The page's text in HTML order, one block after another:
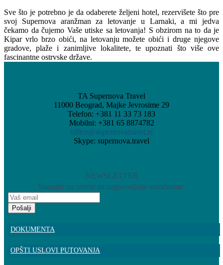
Sve što je potrebno je da odaberete željeni hotel, rezervišete što pre
svoj Supernova aranžman za letovanje u Larnaki, a mi jedva
čekamo da čujemo Vaše utiske sa letovanja! S obzirom na to da je
Kipar vrlo brzo obići, na letovanju možete obići i druge njegove
gradove, plaže i zanimljive lokalitete, te upoznati što više ove
fascinantne ostrvske države.
TA Supernova Travel
11000 Beograd, Majke Jevrosime 29
Telefon: +381 11 33 73 183
Mobilni: +381 65 8874782
office@supernovatravel.rs
Skype: supernova.travel
NEWSLETTER
Saznajte na vreme za najpovoljnije aranžmane.
Pošalji
DOKUMENTA
OPŠTI USLOVI PUTOVANJA